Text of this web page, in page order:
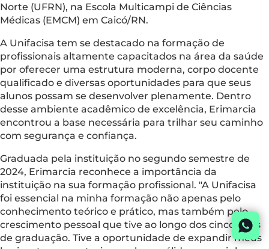
Norte (UFRN), na Escola Multicampi de Ciências
Médicas (EMCM) em Caicó/RN.
A Unifacisa tem se destacado na formação de
profissionais altamente capacitados na área da saúde
por oferecer uma estrutura moderna, corpo docente
qualificado e diversas oportunidades para que seus
alunos possam se desenvolver plenamente. Dentro
desse ambiente acadêmico de excelência, Erimarcia
encontrou a base necessária para trilhar seu caminho
com segurança e confiança.
Graduada pela instituição no segundo semestre de
2024, Erimarcia reconhece a importância da
instituição na sua formação profissional. "A Unifacisa
foi essencial na minha formação não apenas pelo
conhecimento teórico e prático, mas também pelo
crescimento pessoal que tive ao longo dos cinco anos
de graduação. Tive a oportunidade de expandir meus